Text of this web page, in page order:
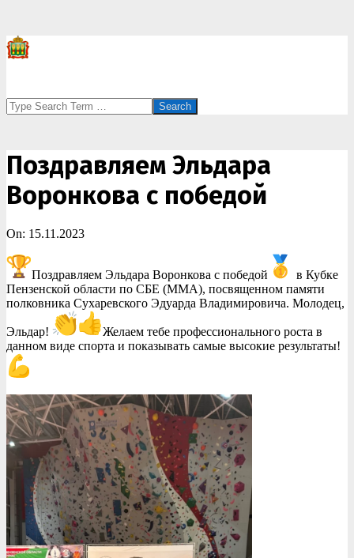
Search
Поздравляем Эльдара
Воронкова с победой
On: 15.11.2023
Поздравляем Эльдара Воронкова с победой
в Кубке
Пензенской области по СБЕ (ММА), посвященном памяти
полковника Сухаревского Эдуарда Владимировича. Молодец,
Эльдар!
Желаем тебе профессионального роста в
данном виде спорта и показывать самые высокие результаты!